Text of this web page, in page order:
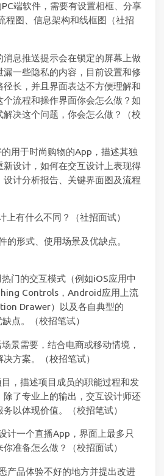
端软件，需要有设置相框、分享
程图、信息架构和线框图（社招
息推送提示会在锁定的屏幕上做
漏一些隐私的内容，目前设置和修
长，并且界面表达不方便理解和
流程和操作界面你会怎么做？如
决这个问题，你会怎么做？（校
用于时尚购物的App，描述其独
设计，如何在交互设计上表现得
计分析报告、关键界面图及流程
上有什么不同？（社招面试）
的形式、使用场景及优缺点。
门的交互模式（例如iOS应用中
Controls，Android应用上流
Drawer）以及各自典型的
点。（校招笔试）
景需要，结合电商或移动情境，
方案。（校招笔试）
，描述项目成员的职能过程和发
了专业上的输出，交互设计师还
以体现价值。（校招笔试）
计一个直播App，界面上最多只
准备怎么做？（校招面试）
产品体验不好的地方并提出改进